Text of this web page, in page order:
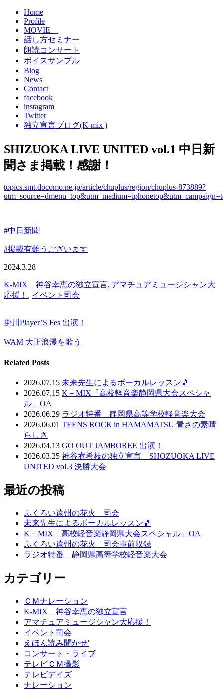
Home
Profile
MOVIE
話し方セミナー
朗読コンサート
ボイスサンプル
Blog
News
Contact
facebook
instagram
Twitter
独立宣言ブログ(K-mix )
SHIZUOKA LIVE UNITED vol.1 中日新
聞さま掲載！感謝！
topics.smt.docomo.ne.jp/article/chuplus/region/chuplus-873889?
#中日新聞
#掲載有難うございます
2024.3.28
K-MIX 神谷幸恵の独立宣言, アマチュアミュージシャン大
応援！ , イベント司会
掛川Player’S Fes 出演！
WAM 大正浪漫を歌う
Related Posts
2026.07.15 未来先生によるボーカルレッスン🎵
2026.07.15 K－MIX「高校軽音楽静岡県大会スペシャ
ル」OA
2026.06.29 ラジオ特番 静岡県高等学校軽音楽大会
2026.06.01 TEENS ROCK in HAMAMATSU 青さの素晴
らしさ
2026.04.13 GO OUT JAMBOREE 出演！
2026.03.25 神谷宥希枝の独立宣言 SHOZUOKA LIVE
UNITED vol.3 決勝大会
最近の投稿
ふくろい遠州の花火 司会
未来先生によるボーカルレッスン🎵
K－MIX「高校軽音楽静岡県大会スペシャル」OA
ふくろい遠州の花火 司会事前収録
ラジオ特番 静岡県高等学校軽音楽大会
カテゴリー
ＣＭナレーション
K-MIX 神谷幸恵の独立宣言
アマチュアミュージシャン大応援！
イベント司会
えほん読み聞かせ'
コンサート・ライブ
テレビＣＭ撮影
テレビデイズ
ナレーション